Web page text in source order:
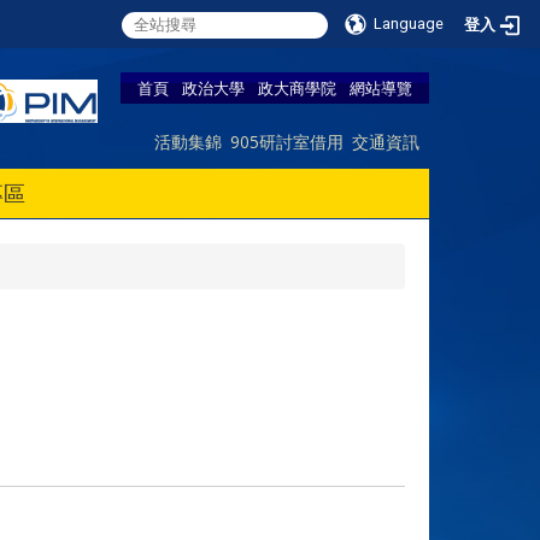
Language 登入
首頁 政治大學 政大商學院 網站導覽
活動集錦 905研討室借用 交通資訊